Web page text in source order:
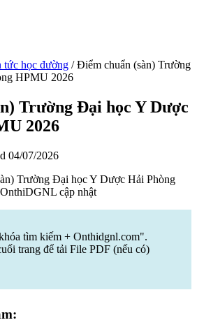
tức học đường /Điểm chuẩn (sàn) Trường
HPMU 2026
Trường Đại học Y Dược
2026
04/07/2026
Trường Đại học Y Dược Hải Phòng
cập nhật
tìm kiếm + Onthidgnl.com".
trang để tải File PDF (nếu có)